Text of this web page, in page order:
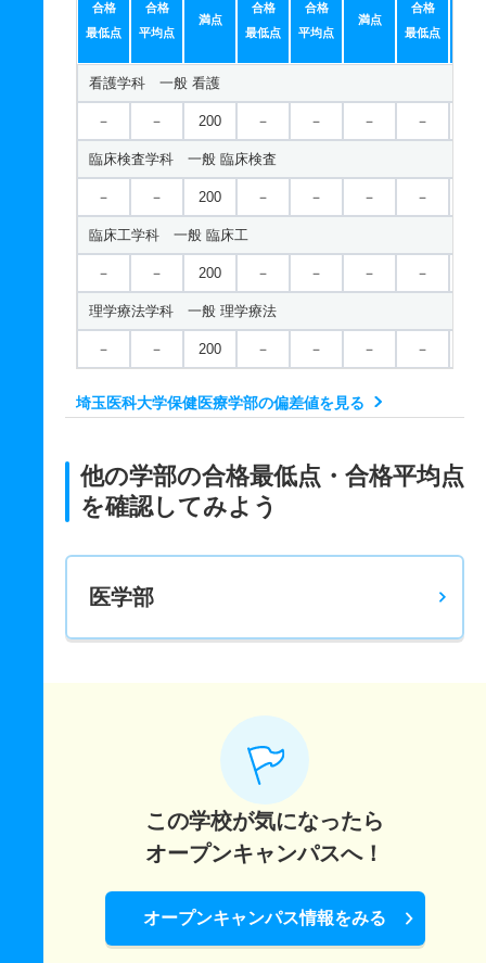
合格
最低点
合格
平均点
満点
合格
最低点
合格
平均点
満点
合格
最低点
看護学科 一般 看護
－ － 200 － － － －
臨床検査学科 一般 臨床検査
－ － 200 － － － －
臨床工学科 一般 臨床工
－ － 200 － － － －
理学療法学科 一般 理学療法
－ － 200 － － － －
埼玉医科大学保健医療学部の偏差値を見る
他の学部の合格最低点・合格平均点
を確認してみよう
医学部
この学校が気になったら
オープンキャンパスへ！
オープンキャンパス情報をみる